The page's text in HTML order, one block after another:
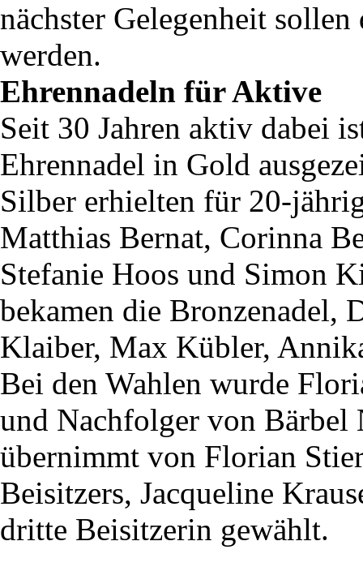
nächster Gelegenheit
werden.
Ehrennadeln für Aktive
Seit 30 Jahren aktiv dabei
Ehrennadel in Gold
Silber erhielten für 20-
Matthias Bernat, Corinna
Stefanie Hoos und Simon
bekamen die
Klaiber, Max Kübler,
Bei den Wahlen wurde
und Nachfolger von Bärbel
übernimmt von Florian
Beisitzers, Jacqueline
dritte Beisitzerin gewählt.